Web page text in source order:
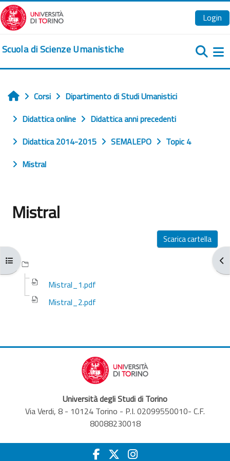
Vai al contenuto principale
Login
Scuola di Scienze Umanistiche
Apri indice del corso
Home
Corsi
Dipartimento di Studi Umanistici
Didattica online
Didattica anni precedenti
Didattica 2014-2015
SEMALEPO
Topic 4
Mistral
Mistral
Scarica cartella
Mistral_1.pdf
Mistral_2.pdf
Università degli Studi di Torino
Via Verdi, 8 - 10124 Torino - P.I. 02099550010- C.F.
80088230018